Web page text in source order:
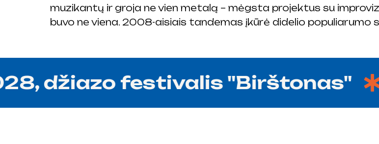
muzikantų ir groja ne vien metalą – mėgsta projektus su
buvo ne viena. 2008-aisiais tandemas įkūrė didelio populiarumo
džiazo festivalis "Birštonas"